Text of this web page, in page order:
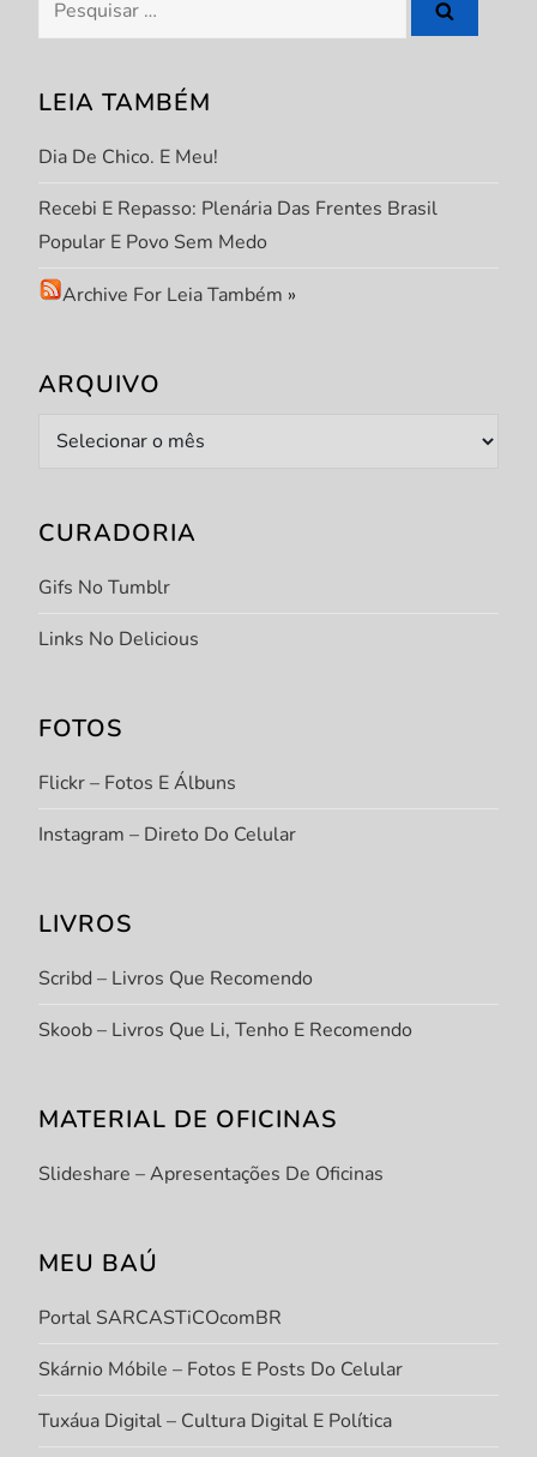
P
o
s
t
por:
LEIA TAMBÉM
Dia De Chico. E Meu!
Recebi E Repasso: Plenária Das Frentes Brasil
Popular E Povo Sem Medo
Archive For Leia Também »
ARQUIVO
Arquivo
CURADORIA
Gifs No Tumblr
Links No Delicious
FOTOS
Flickr – Fotos E Álbuns
Instagram – Direto Do Celular
LIVROS
Scribd – Livros Que Recomendo
Skoob – Livros Que Li, Tenho E Recomendo
MATERIAL DE OFICINAS
Slideshare – Apresentações De Oficinas
MEU BAÚ
Portal SARCASTiCOcomBR
Skárnio Móbile – Fotos E Posts Do Celular
Tuxáua Digital – Cultura Digital E Política